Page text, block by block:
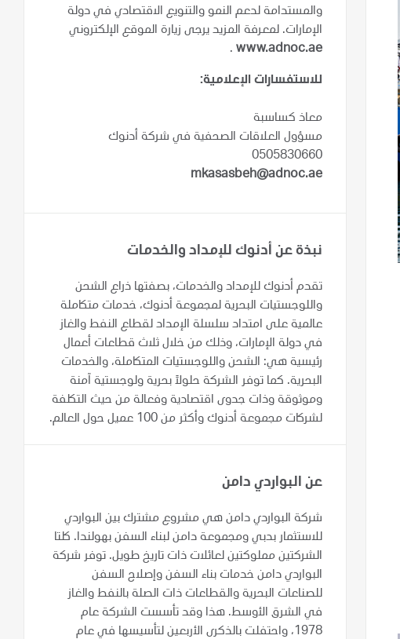
والمستدامة لدعم النمو والتنويع الاقتصادي في دولة
الإمارات. لمعرفة المزيد يرجى زيارة الموقع الإلكتروني
www.adnoc.ae
.
للاستفسارات الإعلامية:
معاذ كساسبة
مسؤول العلاقات الصحفية في شركة أدنوك
0505830660
mkasasbeh@adnoc.ae
نبذة عن أدنوك للإمداد والخدمات
تقدم أدنوك للإمداد والخدمات، بصفتها ذراع الشحن
واللوجستيات البحرية لمجموعة أدنوك، خدمات متكاملة
عالمية على امتداد سلسلة الإمداد لقطاع النفط والغاز
في دولة الإمارات، وذلك من خلال ثلاث قطاعات أعمال
رئيسية هي: الشحن واللوجستيات المتكاملة، والخدمات
البحرية. كما توفر الشركة حلولاً بحرية ولوجستية آمنة
وموثوقة وذات جدوى اقتصادية وفعالة من حيث التكلفة
لشركات مجموعة أدنوك وأكثر من 100 عميل حول العالم.
عن البواردي دامن
شركة البواردي دامن هي مشروع مشترك بين البواردي
للاستثمار بدبي ومجموعة دامن لبناء السفن بهولندا. كلتا
الشركتين مملوكتين لعائلات ذات تاريخ طويل. توفر شركة
البواردي دامن خدمات بناء السفن وإصلاح السفن
للصناعات البحرية والقطاعات ذات الصلة بالنفط والغاز
في الشرق الأوسط. هذا وقد تأسست الشركة عام
1978، واحتفلت بالذكرى الأربعين لتأسيسها في عام